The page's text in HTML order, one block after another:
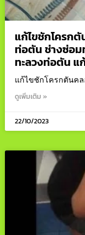
แก้ไขชักโครกตั
ท่อตัน ช่างซ่อ
ทะลวงท่อตัน แ
แก้ไขชักโครกตันคล
ดูเพิ่มเติม »
22/10/2023